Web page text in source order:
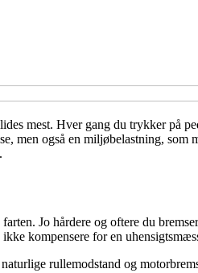
mest. Hver gang du trykker på
men også en miljøbelastning,
Jo hårdere og oftere du
kompensere for en
rullemodstand og